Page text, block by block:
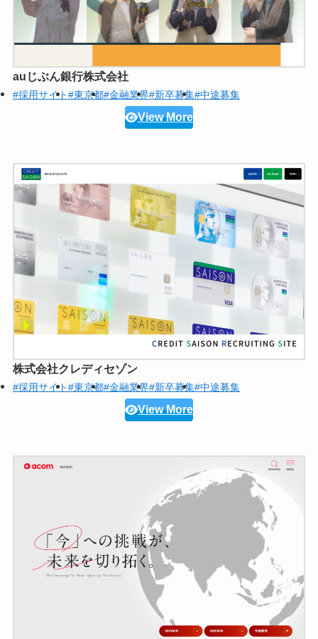
auじぶん銀行株式会社
#採用サイト#東京都#金融業界#新卒募集#中途募集
View More
株式会社クレディセゾン
#採用サイト#東京都#金融業界#新卒募集#中途募集
View More